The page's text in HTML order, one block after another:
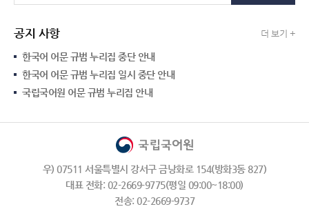
공지 사항 더 보기 +
한국어 어문 규범 누리집 중단 안내
한국어 어문 규범 누리집 일시 중단 안내
국립국어원 어문 규범 누리집 안내
우) 07511 서울특별시 강서구 금낭화로 154(방화3동 827)
대표 전화: 02-2669-9775(평일 09:00~18:00)
전송: 02-2669-9737